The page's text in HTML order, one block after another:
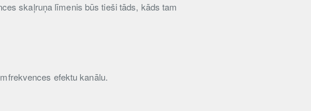
skaļruņa līmenis būs tieši tāds, kāds tam
efektu kanālu.